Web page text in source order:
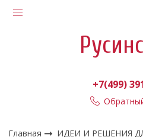
+7(499)
Главная ИДЕИ И РЕШЕНИЯ